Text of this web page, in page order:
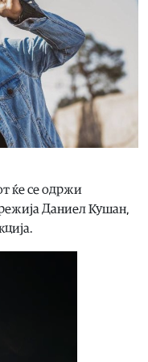
ќе се одржи
Даниел Кушан,